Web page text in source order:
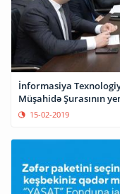
İnformasiya
Müşahidə Şurasının
15-02-2019